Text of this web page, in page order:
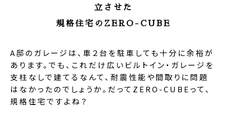
立させた
規格住宅のZERO-CUBE
A邸のガレージは、車２台を駐車しても十分に余裕が
あります。でも、これだけ広いビルトイン・ガレージを
支柱なしで建てるなんて、耐震性能や間取りに問題
はなかったのでしょうか。だってZERO-CUBEって、
規格住宅ですよね？